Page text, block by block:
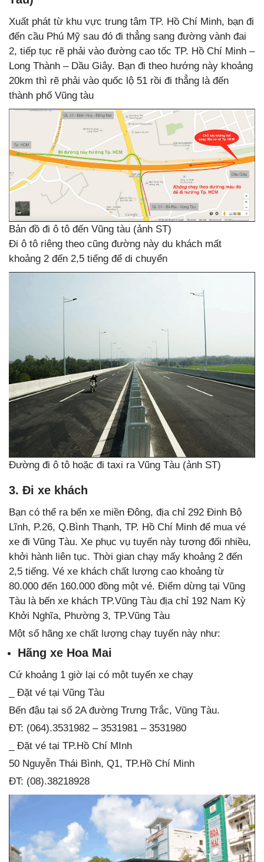
Xuất phát từ khu vực trung tâm TP. Hồ Chí Minh, bạn đi
đến cầu Phú Mỹ sau đó đi thẳng sang đường vành đai
2, tiếp tục rẽ phải vào đường cao tốc TP. Hồ Chí Minh –
Long Thành – Dầu Giây. Bạn đi theo hướng này khoảng
20km thì rẽ phải vào quốc lộ 51 rồi đi thẳng là đến
thành phố Vũng tàu
Bản đồ đi ô tô đến Vũng tàu (ảnh ST)
Đi ô tô riêng theo cũng đường này du khách mất
khoảng 2 đến 2,5 tiếng để di chuyển
Đường đi ô tô hoặc đi taxi ra Vũng Tàu (ảnh ST)
3. Đi xe khách
Bạn có thể ra bến xe miền Đông, địa chỉ 292 Đinh Bộ
Lĩnh, P.26, Q.Bình Thạnh, TP. Hồ Chí Minh để mua vé
xe đi Vũng Tàu. Xe phục vụ tuyến này tương đối nhiều,
khởi hành liên tục. Thời gian chạy mấy khoảng 2 đến
2,5 tiếng. Vé xe khách chất lượng cao khoảng từ
80.000 đến 160.000 đồng một vé. Điểm dừng tại Vũng
Tàu là bến xe khách TP.Vũng Tàu địa chỉ 192 Nam Kỳ
Khởi Nghĩa, Phường 3, TP.Vũng Tàu
Một số hãng xe chất lượng chạy tuyến này như:
Hãng xe Hoa Mai
Cứ khoảng 1 giờ lại có một tuyến xe chạy
_ Đặt vé tại Vũng Tàu
Bến đậu tại số 2A đường Trưng Trắc, Vũng Tàu.
ĐT: (064).3531982 – 3531981 – 3531980
_ Đặt vé tại TP.Hồ Chí MInh
50 Nguyễn Thái Bình, Q1, TP.Hồ Chí Minh
ĐT: (08).38218928